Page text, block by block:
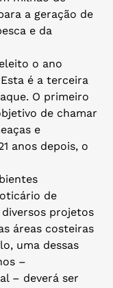
a geração de
e da
o ano
é a terceira
O primeiro
de chamar
e
anos depois, o
de
projetos
áreas costeiras
uma dessas
–
– deverá ser